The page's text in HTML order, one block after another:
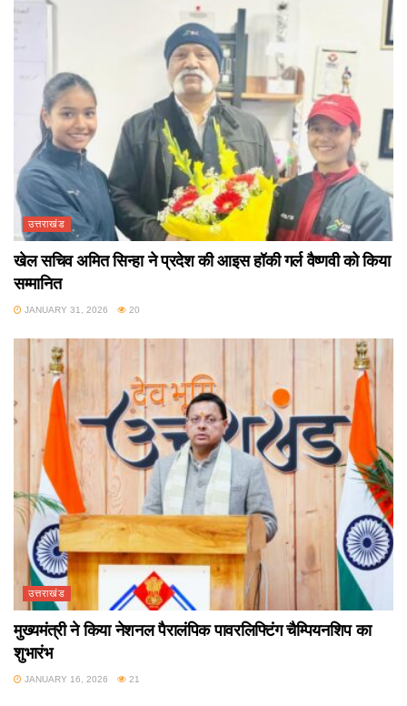
उत्तराखंड
खेल सचिव अमित सिन्हा ने प्रदेश की आइस हॉकी गर्ल वैष्णवी को किया
सम्मानित
JANUARY 31, 2026 20
उत्तराखंड
मुख्यमंत्री ने किया नेशनल पैरालंपिक पावरलिफ्टिंग चैम्पियनशिप का
शुभारंभ
JANUARY 16, 2026 21